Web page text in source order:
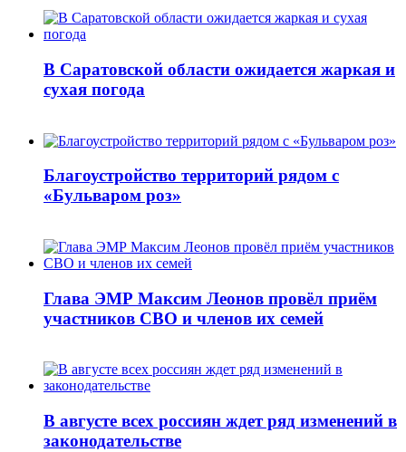
В Саратовской области ожидается жаркая и
сухая погода
Благоустройство территорий рядом с
«Бульваром роз»
Глава ЭМР Максим Леонов провёл приём
участников СВО и членов их семей
В августе всех россиян ждет ряд изменений в
законодательстве